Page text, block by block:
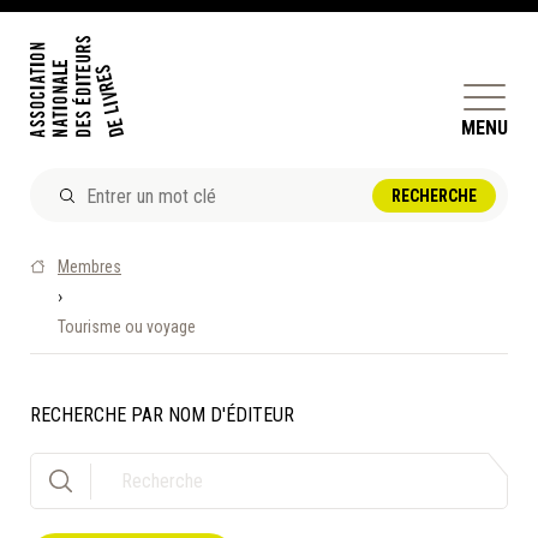
MENU
DOSSIERS ET ENJEUX
ÊTRE ÉDITEUR·TRICE
ET SERVICES AUX MEMBRES
RÉPERTOIRE DES MEMBRES
Membres
›
Tourisme ou voyage
RECHERCHE PAR NOM D'ÉDITEUR